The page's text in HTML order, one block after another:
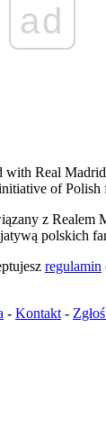
ad
Real
of
z Realem
polskich
regulamin
- Kontakt -